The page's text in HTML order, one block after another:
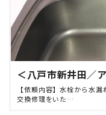
＜八戸市新井田／
【依頼内容】水栓から水
交換修理をいた…